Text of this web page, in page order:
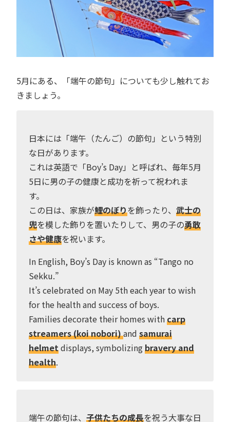
5月にある、「端午の節句」についても少し触れてお
きましょう。
日本には「端午（たんご）の節句」という特別
な日があります。
これは英語で「Boy’s Day」と呼ばれ、毎年5月
5日に男の子の健康と成功を祈って祝われま
す。
この日は、家族が鯉のぼりを飾ったり、 武士の
兜を模した飾りを置いたりして、男の子の勇敢
さや健康を祝います。
In English, Boy’s Day is known as “Tango no
Sekku.”
It’s celebrated on May 5th each year to wish
for the health and success of boys.
Families decorate their homes withcarp
streamers (koi nobori)and samurai
helmetdisplays, symbolizingbravery and
health.
端午の節句は、 子供たちの成長を祝う大事な日